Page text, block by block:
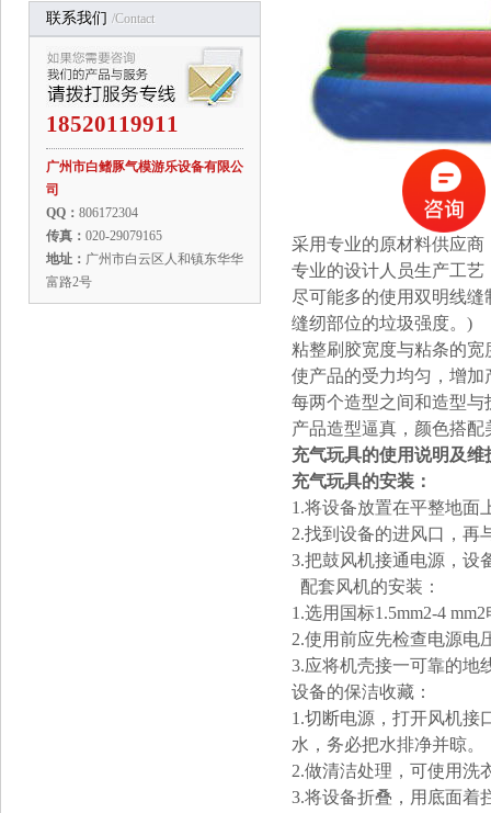
联系我们 /contact
18520119911
广州市白鳍豚气模游乐设备有限公
司
QQ： 806172304
传真： 020-29079165
地址： 广州市白云区人和镇东华华
富路2号
采用专业的原材料供应商
专业的设计人员生产工
尽可能多的使用双明线缝
缝纫部位的垃圾强度。)
粘整刷胶宽度与粘条的宽
使产品的受力均匀，增加
每两个造型之间和造型
产品造型逼真，颜色搭
充气玩具的使用说明及维
充气玩具的安装：
1.将设备放置在平整地面
2.找到设备的进风口，再
3.把鼓风机接通电源，设
配套风机的安装：
1.选用国标1.5mm2-4
2.使用前应先检查电源电
3.应将机壳接一可靠的地
设备的保洁收藏：
1.切断电源，打开风机接
水，务必把水排净并晾。
2.做清洁处理，可使用洗
3.将设备折叠，用底面着